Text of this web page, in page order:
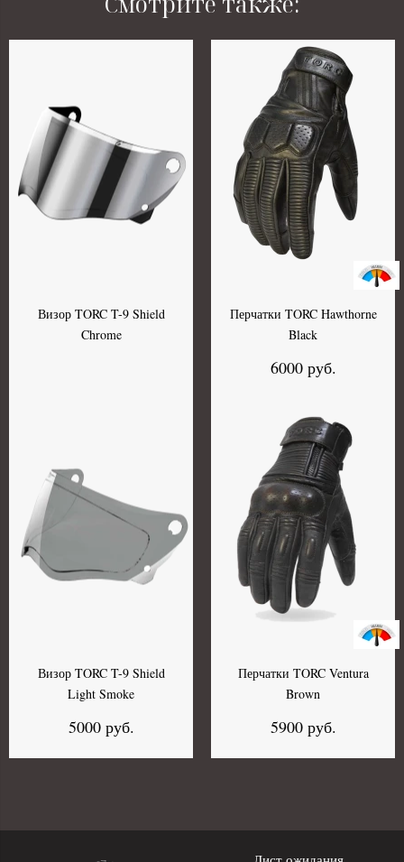
Визор TORC T-9 Shield
Chrome
Перчатки TORC Hawthorne
Black
6000 руб.
Визор TORC T-9 Shield
Light Smoke
5000 руб.
Перчатки TORC Ventura
Brown
5900 руб.